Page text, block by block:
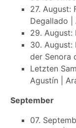
27. August:
Degallado |
29. August:
30. August:
der Senora
Letzten
Agustín |
September
07.